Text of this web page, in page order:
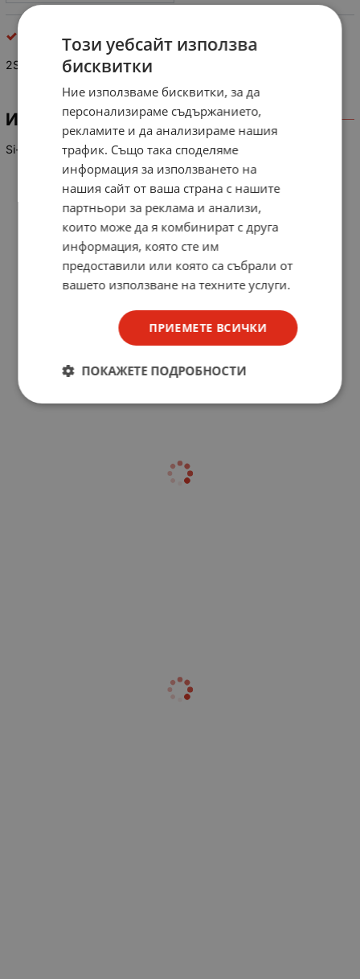
npn биполярни
2SD 717
ИНФОРМАЦИЯ
Si-N Io-sat, 70V, 10A, 80W, 10 MHz
Този уебсайт използва
бисквитки
Ние използваме бисквитки, за да
персонализираме съдържанието,
рекламите и да анализираме нашия
трафик. Също така споделяме
информация за използването на
нашия сайт от ваша страна с нашите
партньори за реклама и анализи,
които може да я комбинират с друга
информация, която сте им
предоставили или която са събрали от
вашето използване на техните услуги.
ПРИЕМЕТЕ ВСИЧКИ
ПОКАЖЕТЕ ПОДРОБНОСТИ